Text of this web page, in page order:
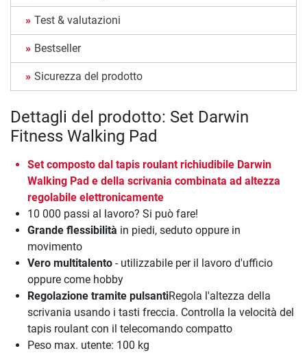
Test & valutazioni
Bestseller
Sicurezza del prodotto
Dettagli del prodotto: Set Darwin
Fitness Walking Pad
Set composto dal tapis roulant richiudibile Darwin
Walking Pad e della scrivania combinata ad altezza
regolabile elettronicamente
10 000 passi al lavoro? Si può fare!
Grande flessibilità in piedi, seduto oppure in
movimento
Vero multitalento - utilizzabile per il lavoro d'ufficio
oppure come hobby
Regolazione tramite pulsantiRegola l'altezza della
scrivania usando i tasti freccia. Controlla la velocità del
tapis roulant con il telecomando compatto
Peso max. utente: 100 kg